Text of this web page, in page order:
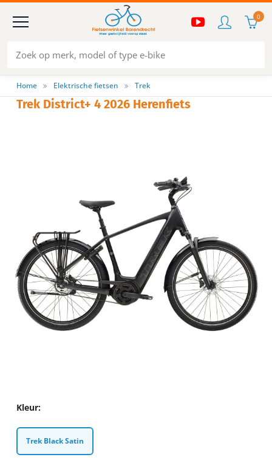
0
Home Elektrische fietsen Trek
Trek District+ 4 2026 Herenfiets
Kleur
Trek Black Satin